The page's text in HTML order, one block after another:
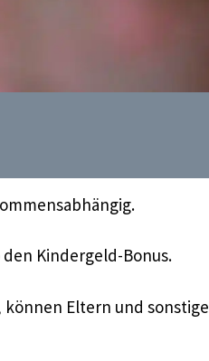
Kindergeld-Bonus.
Eltern und sonstige